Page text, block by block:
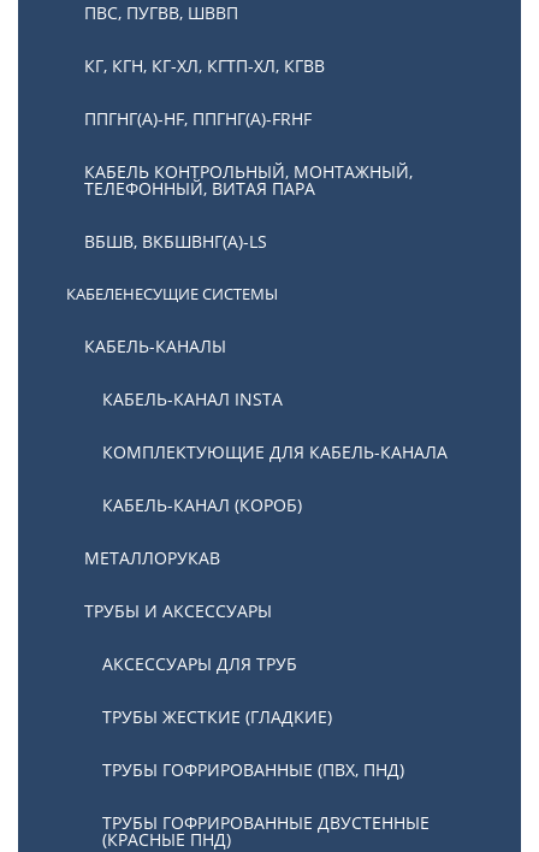
ПВС, ПУГВВ, ШВВП
КГ, КГН, КГ-ХЛ, КГТП-ХЛ, КГВВ
ППГНГ(А)-HF, ППГНГ(А)-FRHF
КАБЕЛЬ КОНТРОЛЬНЫЙ, МОНТАЖНЫЙ,
ТЕЛЕФОННЫЙ, ВИТАЯ ПАРА
ВБШВ, ВКБШВНГ(А)-LS
КАБЕЛЕНЕСУЩИЕ СИСТЕМЫ
КАБЕЛЬ-КАНАЛЫ
КАБЕЛЬ-КАНАЛ INSTA
КОМПЛЕКТУЮЩИЕ ДЛЯ КАБЕЛЬ-КАНАЛА
КАБЕЛЬ-КАНАЛ (КОРОБ)
МЕТАЛЛОРУКАВ
ТРУБЫ И АКСЕССУАРЫ
АКСЕССУАРЫ ДЛЯ ТРУБ
ТРУБЫ ЖЕСТКИЕ (ГЛАДКИЕ)
ТРУБЫ ГОФРИРОВАННЫЕ (ПВХ, ПНД)
ТРУБЫ ГОФРИРОВАННЫЕ ДВУСТЕННЫЕ
(КРАСНЫЕ ПНД)